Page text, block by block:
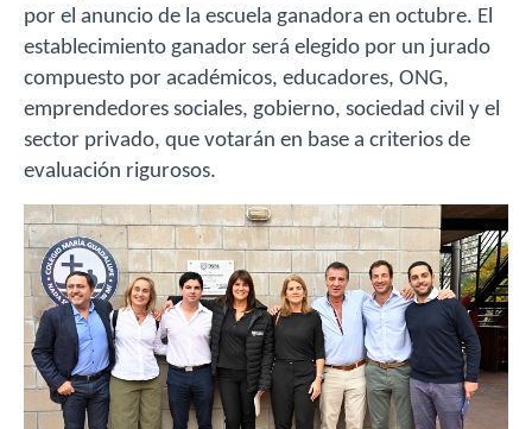
por el anuncio de la escuela ganadora en octubre. El
establecimiento ganador será elegido por un jurado
compuesto por académicos, educadores, ONG,
emprendedores sociales, gobierno, sociedad civil y el
sector privado, que votarán en base a criterios de
evaluación rigurosos.